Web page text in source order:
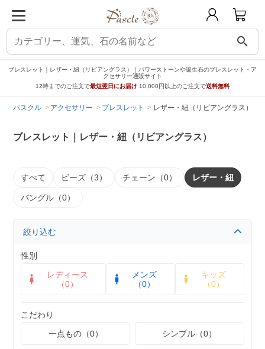
search
ブレスレット｜レザー・紐（リビアングラス）｜パワーストーンや誕生石のブレスレット・ア
クセサリー通販サイト
12時までのご注文で最短翌日にお届け 10,000円以上のご注文で送料無料
パスクル アクセサリー ブレスレット レザー・紐（リビアングラス）
ブレスレット｜レザー・紐（リビアングラス）
すべて ビーズ（3） チェーン（0） レザー・紐
バングル（0）
絞り込む
性別
レディース
（0）
メンズ
（0）
キッズ
（0）
こだわり
一点もの（0）
シンプル（0）